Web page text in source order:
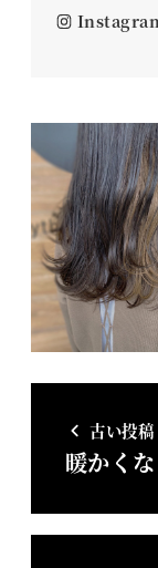
古い投稿
暖かく